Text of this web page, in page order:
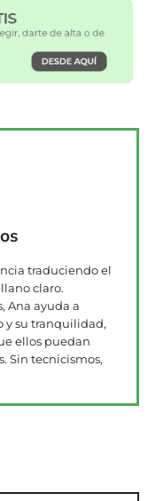
traduciendo el
claro.
Ana ayuda a
y su tranquilidad,
ellos puedan
Sin tecnicismos,